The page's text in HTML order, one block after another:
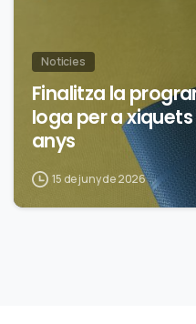
Noticies
Finalitza la
Ioga per a xiquets
anys
15 de juny de 2026